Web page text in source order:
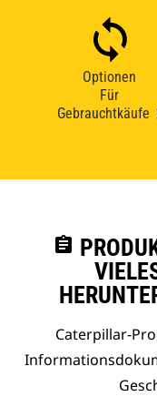
Optionen
Für
Gebrauchtkäufe
assignment
Caterpillar-